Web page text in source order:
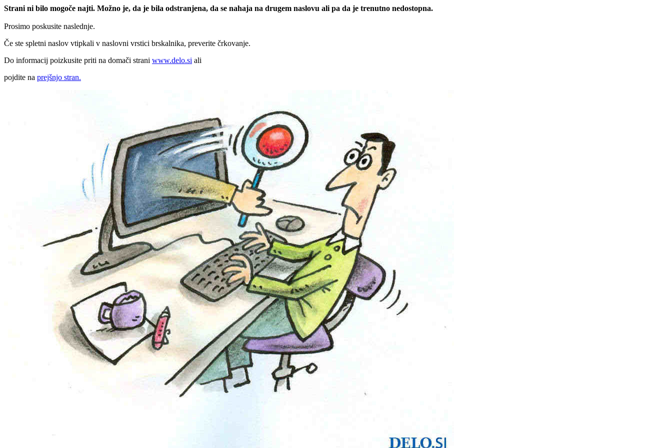
Strani ni bilo mogoče najti. Možno je, da je bila odstranjena, da se nahaja na drugem naslovu ali pa da je trenutno nedostopna.
Prosimo poskusite naslednje.
Če ste spletni naslov vtipkali v naslovni vrstici brskalnika, preverite črkovanje.
Do informacij poizkusite priti na domači strani www.delo.si ali
pojdite na prejšnjo stran.